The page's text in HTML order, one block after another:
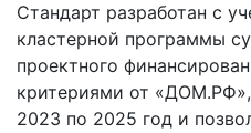
Стандарт разработан с
кластерной программы
проектного
критериями от «ДОМ.РФ»,
2023 по 2025 год и